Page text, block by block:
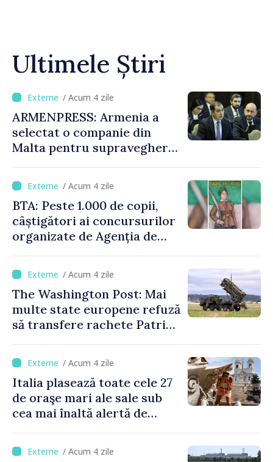
Ultimele Știri
/ Acum 4 zile
ARMENPRESS: Armenia a
selectat o companie din
Malta pentru supravegherea
noroc
/ Acum 4 zile
BTA: Peste 1.000 de copii,
câștigători ai concursurilor
organizate de Agenția de
Străinătate, vor fi premiați
/ Acum 4 zile
The Washington Post: Mai
multe state europene refuză
să transfere rachete Patriot
/ Acum 4 zile
Italia plasează toate cele 27
de oraşe mari ale sale sub
cea mai înaltă alertă de
/ Acum 4 zile